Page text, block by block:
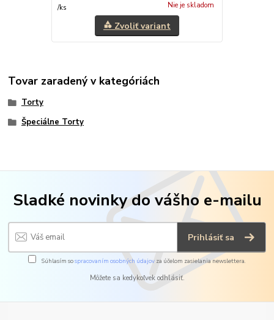
/ks Nie je skladom
Zvoliť variant
Tovar zaradený v kategóriách
Torty
Špeciálne Torty
Sladké novinky do vášho e-mailu
Prihlásiť sa
Súhlasím sospracovaním osobných údajov za účelom zasielania newslettera.
Môžete sa kedykoľvek odhlásiť.